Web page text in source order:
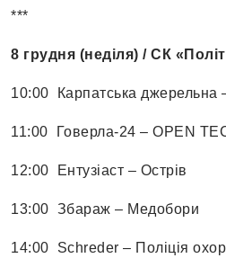
***
8 грудня (неділя) / СК
10:00 Карпатська джерельна
11:00 Говерла-24 – OPEN
12:00 Ентузіаст – Острів
13:00 Збараж – Медобори
14:00 Schreder – Поліція